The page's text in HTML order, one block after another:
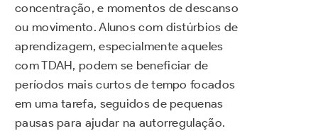
concentração, e momentos de descanso
ou movimento. Alunos com distúrbios de
aprendizagem, especialmente aqueles
com TDAH, podem se beneficiar de
períodos mais curtos de tempo focados
em uma tarefa, seguidos de pequenas
pausas para ajudar na autorregulação.